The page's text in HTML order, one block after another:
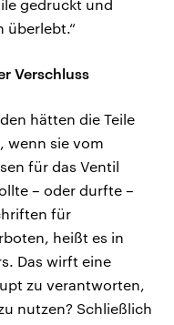
gedruckt und
überlebt.“
Verschluss
hätten die Teile
wenn sie vom
für das Ventil
– oder durfte –
für
heißt es in
Das wirft eine
zu verantworten,
nutzen? Schließlich